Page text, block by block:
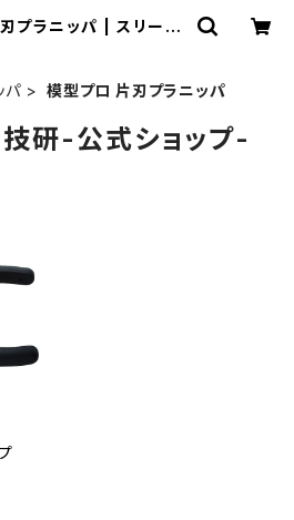
プラニッパ | スリーピ
パ 模型プロ 片刃プラニッパ
研-公式ショップ-